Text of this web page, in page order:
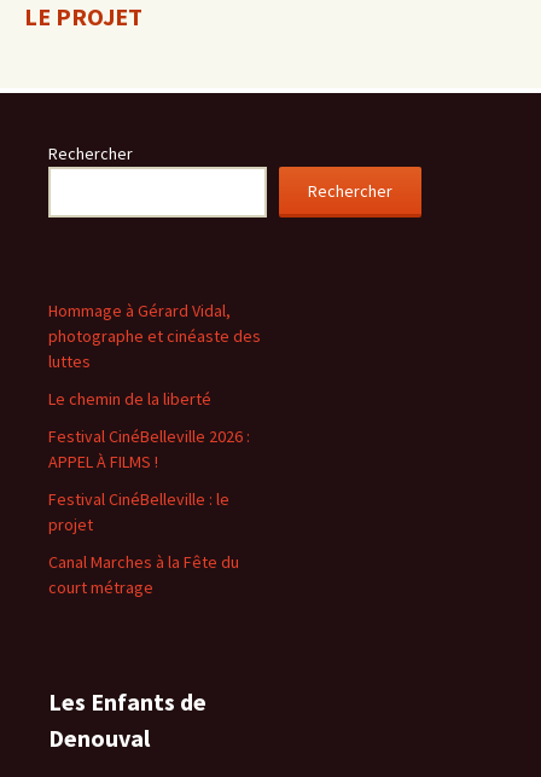
LE PROJET
Rechercher
Rechercher
Hommage à Gérard Vidal,
photographe et cinéaste des
luttes
Le chemin de la liberté
Festival CinéBelleville 2026 :
APPEL À FILMS !
Festival CinéBelleville : le
projet
Canal Marches à la Fête du
court métrage
Les Enfants de
Denouval